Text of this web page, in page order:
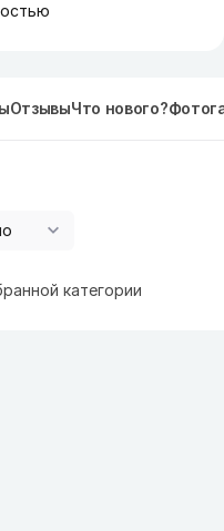
ОтзывыЧто нового?
категории